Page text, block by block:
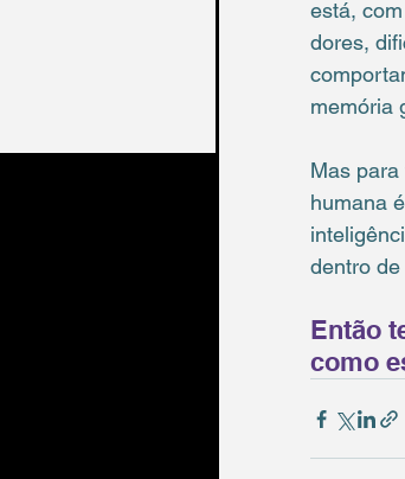
está,
dores,
memória
Mas
humana
dentro de
Então
como